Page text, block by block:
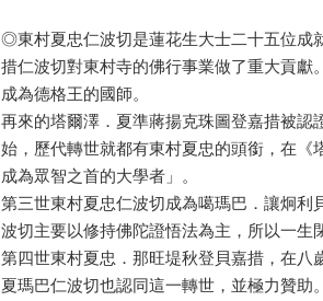
◎東村夏忠仁波切是蓮花生大士二十五位成
措仁波切對東村寺的佛行事業做了重大貢獻
成為德格王的國師。
再來的塔爾澤．夏準蔣揚克珠圖登嘉措被
始，歷代轉世就都有東村夏忠的頭銜，在《
成為眾智之首的大學者」。
第三世東村夏忠仁波切成為噶瑪巴．讓炯
波切主要以修持佛陀證悟法為主，所以一生
第四世東村夏忠．那旺堤秋登貝嘉措，在
夏瑪巴仁波切也認同這一轉世，並極力贊